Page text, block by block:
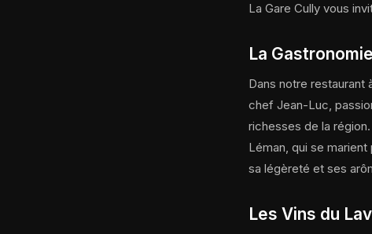
La Gare Cully vous
La
Dans notre restaurant
chef Jean-Luc,
richesses de la
Léman, qui se
sa légèreté et ses
Les Vins du